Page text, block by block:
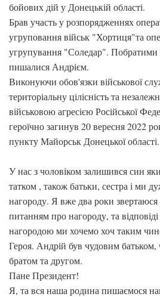
бойових дій у Донецькій області.
Брав участь у розпорядженнях
угруповання військ "Хортиця"та
угрупування "Соледар". Побратими
пишалися Андрієм.
Виконуючи обов'язки військової
територіальну цілісність та
військовою агресією Російської
героїчно загинув 20 вересня 2022
пункту Майорськ Донецької області.
У нас з чоловіком залишився син
татком , також батьки, сестра і ми
нагороду. Я вже два роки звертаюся
питанням про нагороду, та
нагородою ми хочемо хоч таким
Героя. Андрій був чудовим
братом та другом.
Пане Президент!
Я, та вся наша родина пишаємося